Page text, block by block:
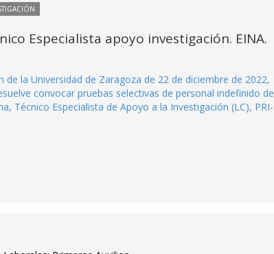
Especialista apoyo investigación. EINA.
la Universidad de Zaragoza de 22 de diciembre de 2022,
convocar pruebas selectivas de personal indefinido de
Técnico Especialista de Apoyo a la Investigación (LC), PRI-